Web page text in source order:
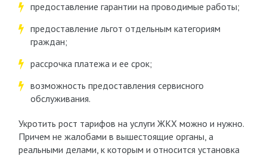
предоставление гарантии на проводимые работы;
предоставление льгот отдельным категориям
граждан;
рассрочка платежа и ее срок;
возможность предоставления сервисного
обслуживания.
Укротить рост тарифов на услуги ЖКХ можно и нужно.
Причем не жалобами в вышестоящие органы, а
реальными делами, к которым и относится установка